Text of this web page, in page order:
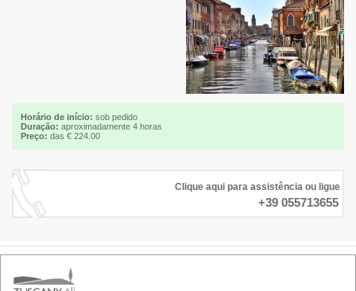
Horário de início: sob pedido
Duração: aproximadamente 4 horas
Preço: das € 224.00
Clique aqui para assistência ou ligue
+39 055713655